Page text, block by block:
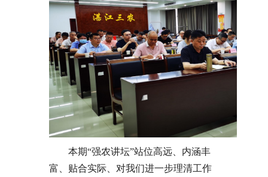
本期“强农讲坛”站位高远、内涵丰
富、贴合实际、对我们进一步理清工作